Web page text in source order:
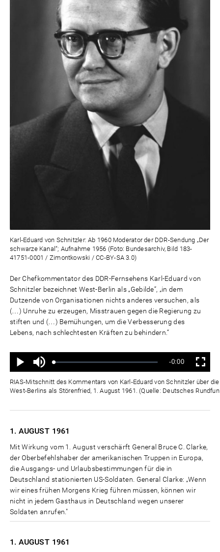
Karl-Eduard von Schnitzler: Ab 1960 Moderator der DDR-Sendung „Der
schwarze Kanal“; Aufnahme 1956 (Foto: Bundesarchiv, Bild 183-
41751-0001 / Zimontkowski / CC-BY-SA 3.0)
Der Chefkommentator des DDR-Fernsehens Karl-Eduard von
Schnitzler bezeichnet West-Berlin als „Gebilde“, „in dem
Dutzende von Organisationen nichts anderes versuchen, als
(…) Unruhe zu erzeugen, Misstrauen gegen die Regierung zu
stiften und (…) Bemühungen, um die Verbesserung des
Lebens, nach schlechtesten Kräften zu behindern.“
Wiedergabe
Ton
aus
Geladen:
Status:
Verbleibende
Zeit
-0:00 Vollbild
RIAS-Mitschnitt des Kommentars von Karl-Eduard von Schnitzler über
West-Berlins als Störenfried, 1. August 1961. (Quelle: Deutsches
1. AUGUST 1961
Mit Wirkung vom 1. August verschärft General Bruce C. Clarke,
der Oberbefehlshaber der amerikanischen Truppen in Europa,
die Ausgangs- und Urlaubsbestimmungen für die in
Deutschland stationierten US-Soldaten. General Clarke: „Wenn
wir eines frühen Morgens Krieg führen müssen, können wir
nicht in jedem Gasthaus in Deutschland wegen unserer
Soldaten anrufen."
1. AUGUST 1961